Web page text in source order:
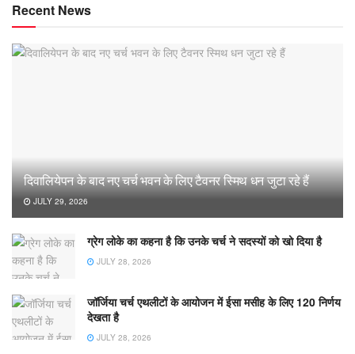
Recent News
दिवालियेपन के बाद नए चर्च भवन के लिए टैवनर स्मिथ धन जुटा रहे हैं
JULY 29, 2026
ग्रेग लोके का कहना है कि उनके चर्च ने सदस्यों को खो दिया है
JULY 28, 2026
जॉर्जिया चर्च एथलीटों के आयोजन में ईसा मसीह के लिए 120 निर्णय
देखता है
JULY 28, 2026